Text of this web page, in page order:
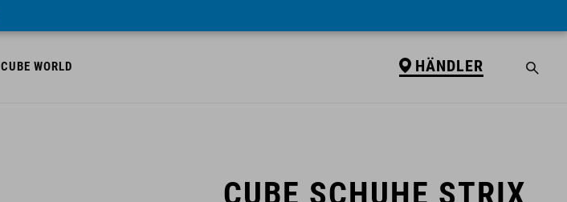
CUBE WORLD HÄNDLER
CUBE SCHUHE STRIX